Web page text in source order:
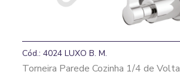
Cód.: 4024 LUXO B. M.
Torneira Parede Cozinha 1/4 de Volta